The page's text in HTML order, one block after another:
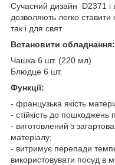
Сучасний дизайн D2371 і
дозволяють легко ставити
так і для свят.
Встановити обладнання:
Чашка 6 шт. (220 мл)
Блюдце 6 шт.
Функції:
- французька якість
- стійкість до
- виготовлений з
матеріалу;
- витримує перепади
використовувати посуд в